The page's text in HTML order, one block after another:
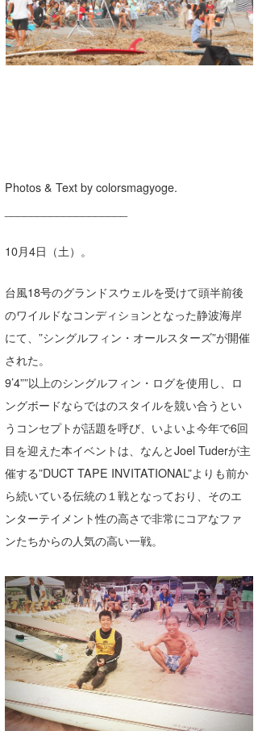
Photos & Text by colorsmagyoge.
10月4日（土）。
台風18号のグランドスウェルを受けて頭半前後
のワイルドなコンディションとなった静波海岸
にて、”シングルフィン・オールスターズ”が開催
された。
9’4””以上のシングルフィン・ログを使用し、ロ
ングボードならではのスタイルを競い合うとい
うコンセプトが話題を呼び、いよいよ今年で6回
目を迎えた本イベントは、なんとJoel Tuderが主
催する”DUCT TAPE INVITATIONAL”よりも前か
ら続いている伝統の１戦となっており、そのエ
ンターテイメント性の高さで非常にコアなファ
ンたちからの人気の高い一戦。
伊豆
千葉南
ルール＆How to
VOTE!
ライター/寄稿メディア
Core Surf Japan
mitsuteru Kamio
Yasunari Inoue
Yoshiyuki Obata
DELTA FORCE SURF
CBA Films
熊谷素子
SURFMEDIA
Colors MAGAZINE
WAVAL
波伝説アンバサダー/プロライダー
福島寿実子
中浦“JET”章
進士剛光
田原啓江
植村未来
NOBUFUKU
大野”MAR”修聖
喜納海人
波伝説スタッフ
☆加藤
Aichan
chan-U
ECE
G◎Da
KID
KOBU
波伝説